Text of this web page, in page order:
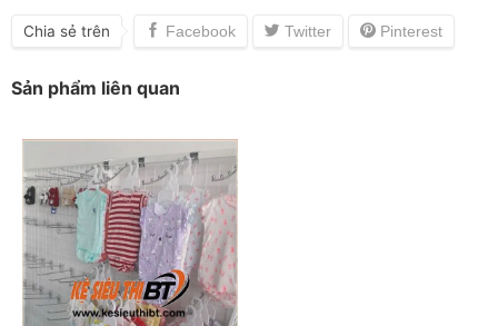
Chia sẻ trên
Sản phẩm liên quan